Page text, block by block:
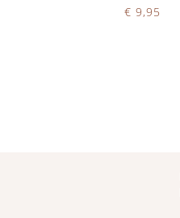
€ 9,95